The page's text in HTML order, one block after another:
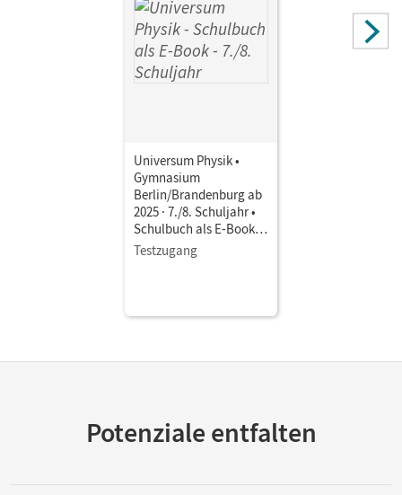
Universum Physik •
Gymnasium
Berlin/Brandenburg ab
2025 · 7./8. Schuljahr •
Schulbuch als E-Book
Mit Medien
Testzugang
Potenziale entfalten